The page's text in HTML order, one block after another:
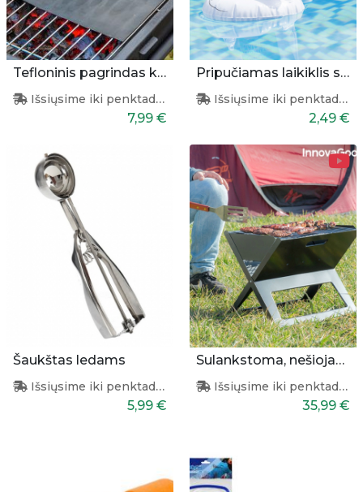
Tefloninis pagrindas kepimui
Išsiųsime iki penktadienio
7,99 €
Pripučiamas laikiklis skardinei
Išsiųsime iki penktadienio
2,49 €
Šaukštas ledams
Išsiųsime iki penktadienio
5,99 €
Sulankstoma, nešiojama kepsninė
Išsiųsime iki penktadienio
35,99 €